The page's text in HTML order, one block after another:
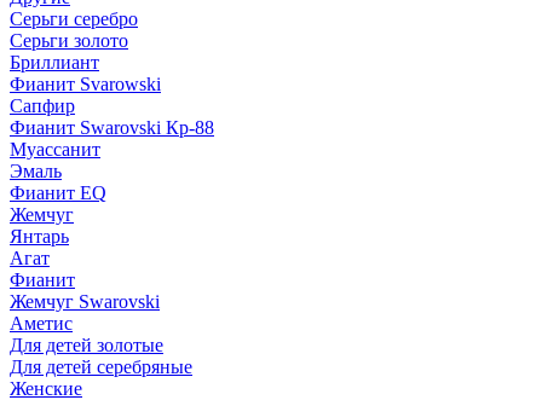
Серьги серебро
Серьги золото
Бриллиант
Фианит Svarowski
Сапфир
Фианит Swarovski Кр-88
Муассанит
Эмаль
Фианит EQ
Жемчуг
Янтарь
Агат
Фианит
Жемчуг Swarovski
Аметис
Для детей золотые
Для детей серебряные
Женские